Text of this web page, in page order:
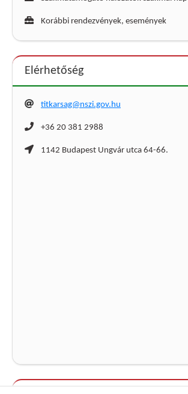
Korábbi rendezvények, események
Elérhetőség
titkarsag@nszi.gov.hu
+36 20 381 2988
1142 Budapest Ungvár utca 64-66.